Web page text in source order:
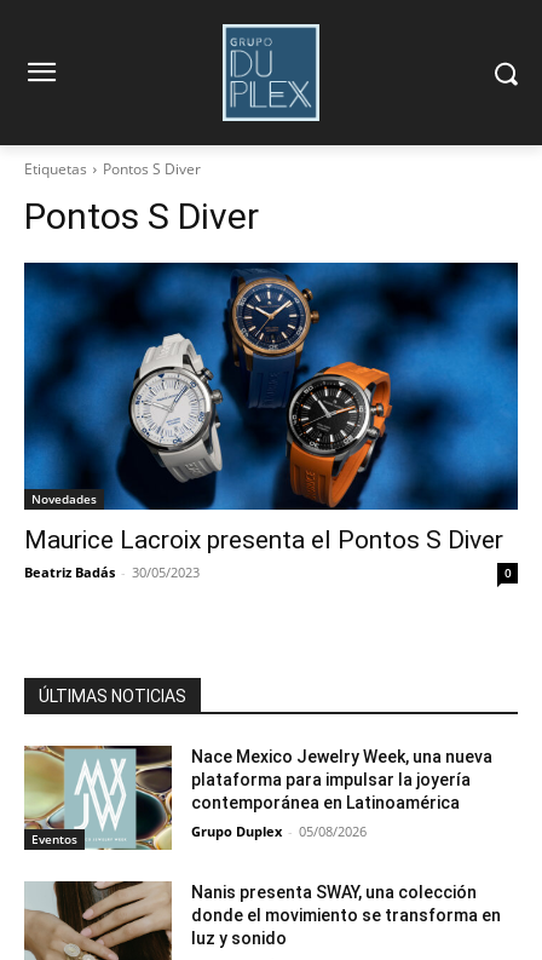
Etiquetas Pontos S Diver
Pontos S Diver
Novedades
Maurice Lacroix presenta el Pontos S Diver
Beatriz Badás - 30/05/2023 0
ÚLTIMAS NOTICIAS
Eventos
Nace Mexico Jewelry Week, una nueva
plataforma para impulsar la joyería
contemporánea en Latinoamérica
Grupo Duplex - 05/08/2026
Nanis presenta SWAY, una colección
donde el movimiento se transforma en
luz y sonido